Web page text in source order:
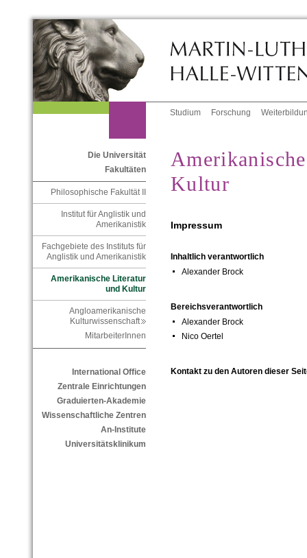
Studium Forschung
Die Universität
Fakultäten
Philosophische Fakultät II
Institut für Anglistik und
Amerikanistik
Fachgebiete des Instituts für
Anglistik und Amerikanistik
Amerikanische Literatur
und Kultur
Angloamerikanische
Kulturwissenschaft
MitarbeiterInnen
International Office
Zentrale Einrichtungen
Graduierten-Akademie
Wissenschaftliche Zentren
An-Institute
Universitätsklinikum
Kultur
Impressum
Inhaltlich verantwortlich
Alexander Brock
Bereichsverantwortlich
Alexander Brock
Nico Oertel
Kontakt zu den Autoren dieser